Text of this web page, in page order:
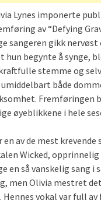
Lynes imponerte
av “Defying
sangeren gikk nervøst
hun begynte å synge,
stemme og
både
Fremføringen
øyeblikkene i hele
en av de mest krevende
Wicked,
en så vanskelig sang i
men Olivia mestret
vokal var full